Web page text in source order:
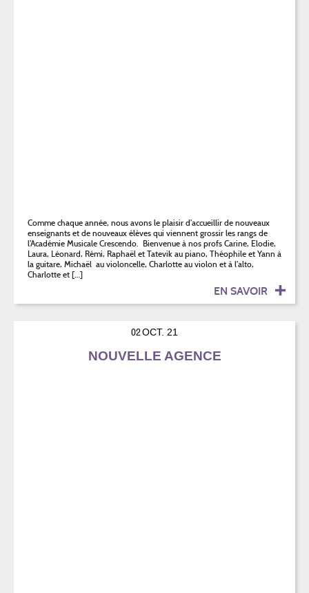
Comme chaque année, nous avons le plaisir d’accueillir de nouveaux
enseignants et de nouveaux élèves qui viennent grossir les rangs de
l’Académie Musicale Crescendo. Bienvenue à nos profs Carine, Elodie,
Laura, Léonard, Rémi, Raphaël et Tatevik au piano, Théophile et Yann à
la guitare, Michaël au violoncelle, Charlotte au violon et à l’alto,
Charlotte et […]
EN SAVOIR
02OCT. 21
NOUVELLE AGENCE